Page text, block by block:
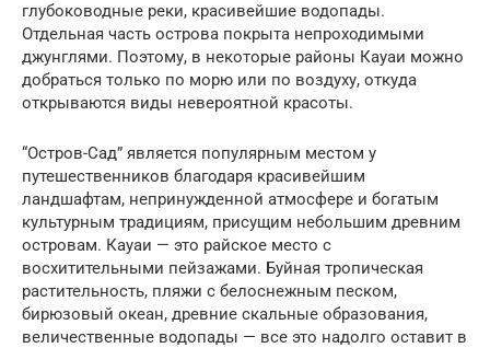
глубоководные реки, красивейшие водопады.
Отдельная часть острова покрыта непроходимыми
джунглями. Поэтому, в некоторые районы Кауаи можно
добраться только по морю или по воздуху, откуда
открываются виды невероятной красоты.
“Остров-Сад” является популярным местом у
путешественников благодаря красивейшим
ландшафтам, непринужденной атмосфере и богатым
культурным традициям, присущим небольшим древним
островам. Кауаи — это райское место с
восхитительными пейзажами. Буйная тропическая
растительность, пляжи с белоснежным песком,
бирюзовый океан, древние скальные образования,
величественные водопады — все это надолго оставит в